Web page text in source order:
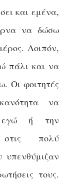
και εμένα,
να δώσω
Λοιπόν,
πάλι και να
Οι φοιτητές
να
εγώ ή την
πολύ
τους.